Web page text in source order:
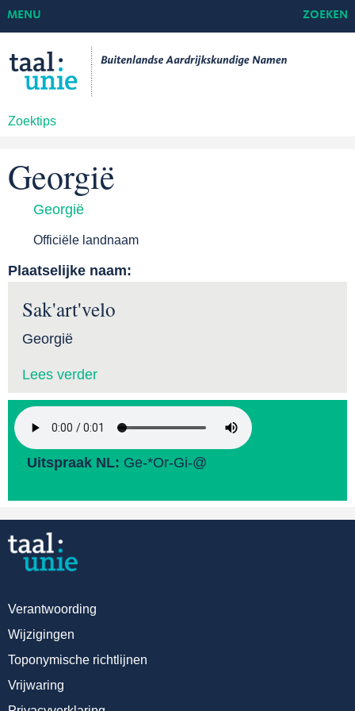
Zoektips
MENU ZOEKEN
Georgië
Georgië
Officiële landnaam
Plaatselijke naam:
Sak'art'velo
Georgië
Lees verder
Uitspraak NL: Ge-*Or-Gi-@
Verantwoording
Wijzigingen
Toponymische richtlijnen
Vrijwaring